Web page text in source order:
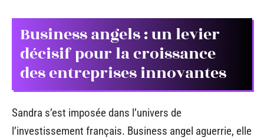
Business angels : un levier
décisif pour la croissance
des entreprises innovantes
Sandra s’est imposée dans l’univers de
l’investissement français. Business angel aguerrie, elle